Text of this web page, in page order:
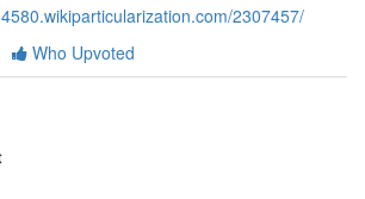
2307457/
Who Upvoted